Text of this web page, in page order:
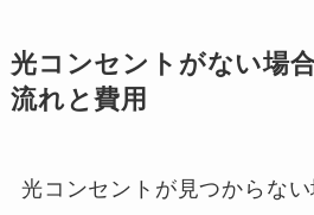
光コンセントがない場
流れと費用
光コンセントが見つからな